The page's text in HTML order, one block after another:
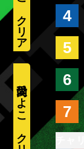
4
5
6
7
愛内ひよこ